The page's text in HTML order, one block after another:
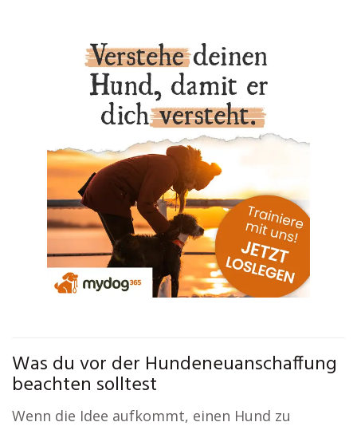
Was du vor der Hundeneuanschaffung
beachten solltest
Wenn die Idee aufkommt, einen Hund zu